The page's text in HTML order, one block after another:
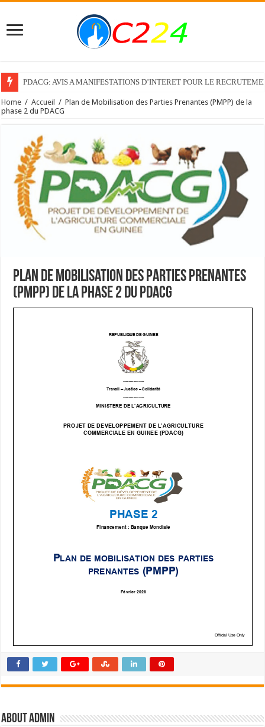
PDACG: AVIS A MANIFESTATIONS D’INTERET POUR LE
Home / Accueil / Plan de Mobilisation des Parties Prenantes (PMPP) de la
phase 2 du PDACG
Plan de Mobilisation des Parties Prenantes
(PMPP) de la phase 2 du PDACG
About admin